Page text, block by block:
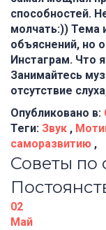
способностей.
молчать:)) Тема
объяснений, но
Инстаграм. Что
Занимайтесь
отсутствие
Опубликовано в:
Теги: Звук ,
саморазвитию ,
Советы по
02
Май